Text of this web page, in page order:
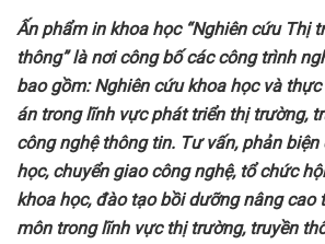
Ấn phẩm in khoa học “Nghiên cứu Thị
thông” là nơi công bố các công trình
bao gồm: Nghiên cứu khoa học và
án trong lĩnh vực phát triển thị trường,
công nghệ thông tin. Tư vấn, phản
học, chuyển giao công nghệ, tổ chức
khoa học, đào tạo bồi dưỡng nâng cao
môn trong lĩnh vực thị trường, truyền